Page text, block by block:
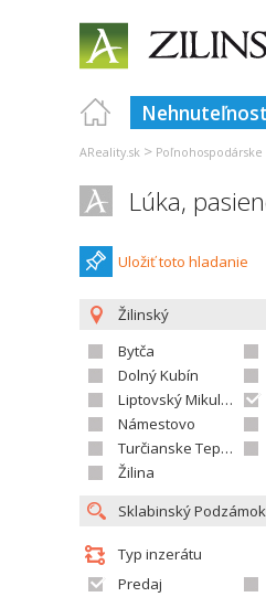
AReality.sk >
Lúka,
Uložiť toto hladanie
Žilinský
Bytča
Dolný Kubín
Liptovský Mikuláš
Námestovo
Turčianske Teplice
Žilina
Typ inzerátu
Predaj